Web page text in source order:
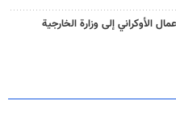
الأوكراني إلى وزارة الخارجية